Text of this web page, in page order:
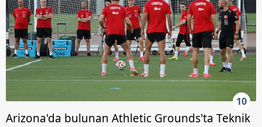
10
Arizona'da bulunan Athletic Grounds'ta Teknik